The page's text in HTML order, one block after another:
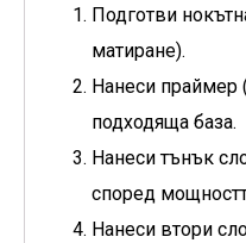
Подготви
матиране).
Нанеси праймер
подходяща база.
Нанеси тънък
според
Нанеси втори